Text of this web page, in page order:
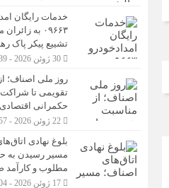
خدمات رایگان
۰۹۶۶۳ به
تشییع پیکر پاک
روز ملی اصناف؛
تقویمی تا شراکت
حکمرانی اقتصادی
بلوغ نهادی
مسیر رسیدن به
مطلوب و کارآمد